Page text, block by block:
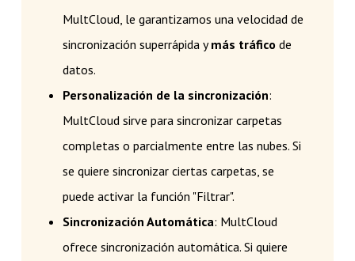
MultCloud, le garantizamos una velocidad de
sincronización superrápida ymás tráfico de
datos.
Personalización de la sincronización:
MultCloud sirve para sincronizar carpetas
completas o parcialmente entre las nubes. Si
se quiere sincronizar ciertas carpetas, se
puede activar la función "Filtrar".
Sincronización Automática: MultCloud
ofrece sincronización automática. Si quiere